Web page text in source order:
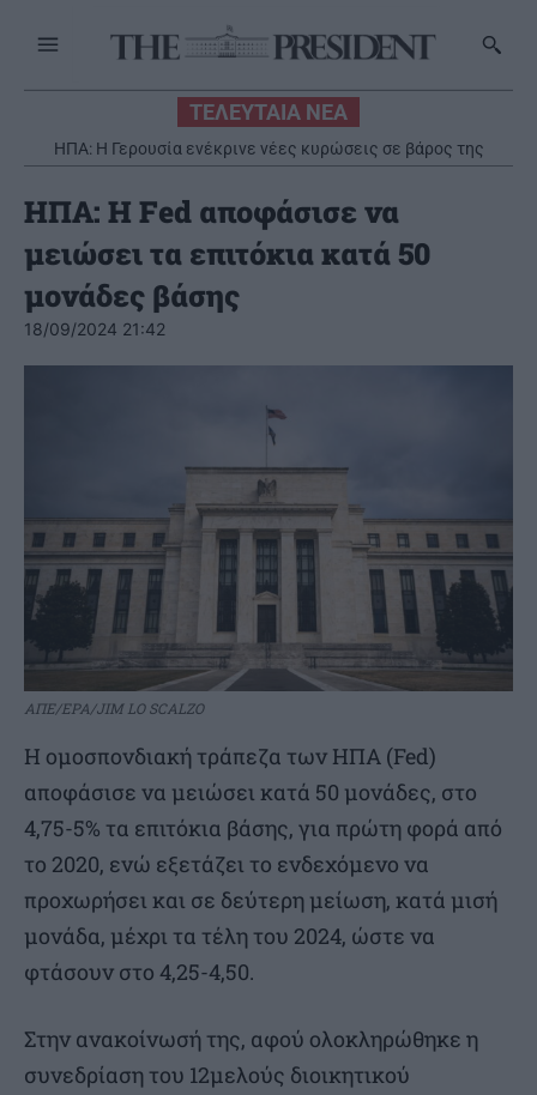
ΤΕΛΕΥΤΑΙΑ ΝΕΑ
ΗΠΑ: Η Γερουσία ενέκρινε νέες κυρώσεις σε βάρος της
Ρωσίας
ΗΠΑ: Η Fed αποφάσισε να
μειώσει τα επιτόκια κατά 50
μονάδες βάσης
18/09/2024 21:42
ΑΠΕ/EPA/JIM LO SCALZO
Η ομοσπονδιακή τράπεζα των ΗΠΑ (Fed)
αποφάσισε να μειώσει κατά 50 μονάδες, στο
4,75-5% τα επιτόκια βάσης, για πρώτη φορά από
το 2020, ενώ εξετάζει το ενδεχόμενο να
προχωρήσει και σε δεύτερη μείωση, κατά μισή
μονάδα, μέχρι τα τέλη του 2024, ώστε να
φτάσουν στο 4,25-4,50.
Στην ανακοίνωσή της, αφού ολοκληρώθηκε η
συνεδρίαση του 12μελούς διοικητικού